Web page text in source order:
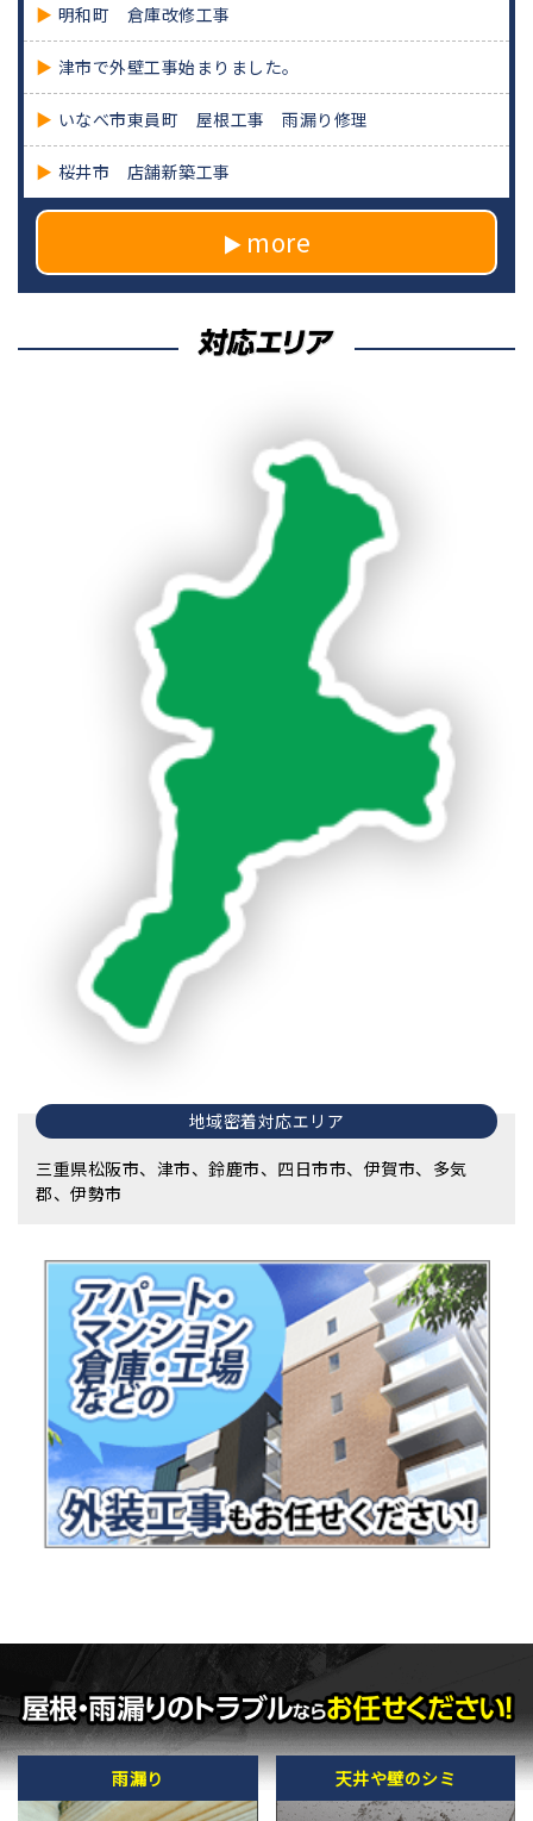
明和町 倉庫改修工事
津市で外壁工事始まりました。
いなべ市東員町 屋根工事 雨漏り修理
桜井市 店舗新築工事
more
地域密着対応エリア
三重県松阪市、津市、鈴鹿市、四日市市、伊賀市、多気
郡、伊勢市
雨漏り 天井や壁のシミ